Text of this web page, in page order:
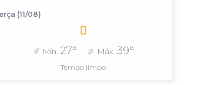
(11/08)
Mín. 27° Máx. 39°
Tempo limpo